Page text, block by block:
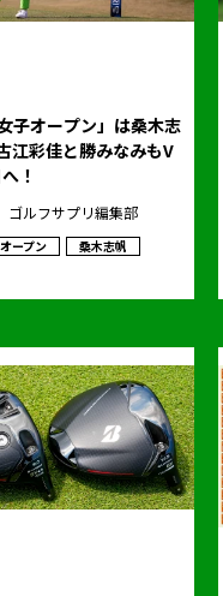
子オープン」は桑木志
彩佳と勝みなみもV
！
ゴルフサプリ編集部
ープン 桑木志帆